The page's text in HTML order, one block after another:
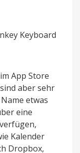
Keyboard
App Store
aber sehr
etwas
eine
Kalender
Dropbox,